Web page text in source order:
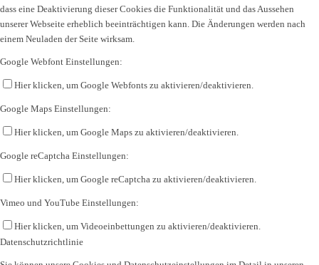
dass eine Deaktivierung dieser Cookies die Funktionalität und das Aussehen
unserer Webseite erheblich beeinträchtigen kann. Die Änderungen werden nach
einem Neuladen der Seite wirksam.
Google Webfont Einstellungen:
Hier klicken, um Google Webfonts zu aktivieren/deaktivieren.
Google Maps Einstellungen:
Hier klicken, um Google Maps zu aktivieren/deaktivieren.
Google reCaptcha Einstellungen:
Hier klicken, um Google reCaptcha zu aktivieren/deaktivieren.
Vimeo und YouTube Einstellungen:
Hier klicken, um Videoeinbettungen zu aktivieren/deaktivieren.
Datenschutzrichtlinie